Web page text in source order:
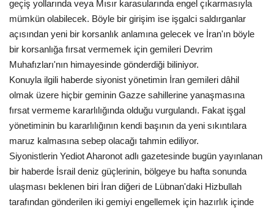
Künye
Sağlık
İletişim
Kültür Sanat
geçiş yollarında veya Mısır karasularında engel çıkarmasıyla
mümkün olabilecek. Böyle bir girişim ise işgalci saldırganlar
açısından yeni bir korsanlık anlamına gelecek ve İran'ın böyle
bir korsanlığa fırsat vermemek için gemileri Devrim
Muhafızları'nın himayesinde gönderdiği biliniyor.
Konuyla ilgili haberde siyonist yönetimin İran gemileri dâhil
olmak üzere hiçbir geminin Gazze sahillerine yanaşmasına
fırsat vermeme kararlılığında olduğu vurgulandı. Fakat işgal
yönetiminin bu kararlılığının kendi başının da yeni sıkıntılara
maruz kalmasına sebep olacağı tahmin ediliyor.
Siyonistlerin Yediot Aharonot adlı gazetesinde bugün yayınlanan
bir haberde İsrail deniz güçlerinin, bölgeye bu hafta sonunda
ulaşması beklenen biri İran diğeri de Lübnan'daki Hizbullah
tarafından gönderilen iki gemiyi engellemek için hazırlık içinde